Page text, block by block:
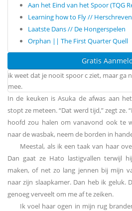
Aan het Eind van het Spoor (TQG
Learning how to Fly // Herschreven
Laatste Dans // De Hongerspelen
Orphan || The First Quarter Quell
Gratis
ik weet dat je nooit spoor c ziet, maar ga
mee.
In de keuken is Asuka de afwas aan
stopt ze meteen. “Dat werd tijd,” zegt ze.
hoofd zou halen om vanavond ook te
naar de wasbak, neem de borden in
Meestal, als ik een taak van haar
Dan gaat ze Hato lastigvallen terwijl
maken, of net zo lang jennen bij mijn
naar zijn slaapkamer. Dan heb ik geluk.
genoeg verveelt om me af te zeiken.
Ik voel haar ogen in mijn rug